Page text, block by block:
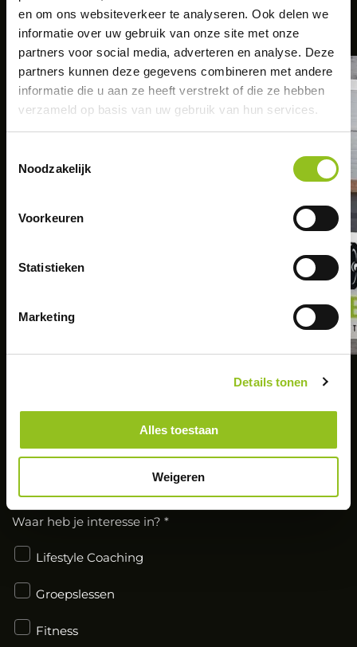
en om ons websiteverkeer te analyseren. Ook delen we
informatie over uw gebruik van onze site met onze
partners voor social media, adverteren en analyse. Deze
partners kunnen deze gegevens combineren met andere
informatie die u aan ze heeft verstrekt of die ze hebben
verzameld op basis van uw gebruik van hun services.
Noodzakelijk
Voorkeuren
Statistieken
Marketing
Details tonen
Alles toestaan
Weigeren
veranderen? Maak dan een afspraak en plan
een GRATIS intake met ons.
START MET HET BEHALEN VAN
PERSOONLIJKE DOELEN.
LAAT JE GEGEVENS ACHTER
GRATIS INTAKE!
Waar heb je interesse in? *
Lifestyle Coaching
Groepslessen
Fitness